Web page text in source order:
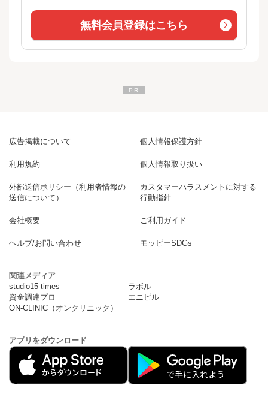
無料会員登録はこちら
広告掲載について 個人情報保護方針
利用規約 個人情報取り扱い
外部送信ポリシー（利用者情報の
送信について）
カスタマーハラスメントに対する
行動指針
会社概要 ご利用ガイド
ヘルプ/お問い合わせ モッピーSDGs
関連メディア
studio15 times
ラボル
資金調達プロ
エニピル
ON-CLINIC（オンクリニック）
アプリをダウンロード